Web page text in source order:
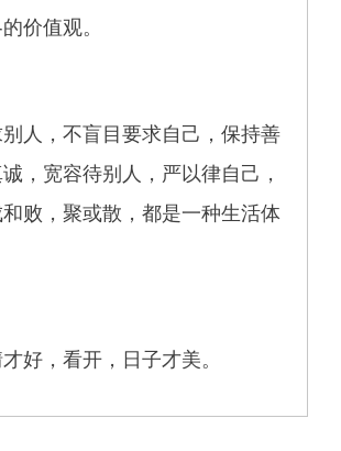
价值观。
人，不盲目要求自己，保持善
，宽容待别人，严以律自己，
败，聚或散，都是一种生活体
好，看开，日子才美。